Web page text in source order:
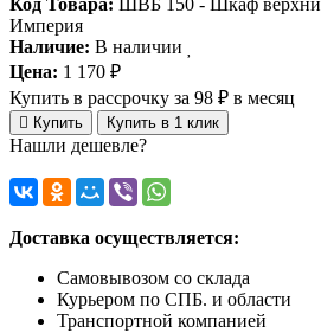
Империя
Наличие: В наличии
Цена: 1 170 ₽
Купить в рассрочку за 98 ₽ в месяц
Купить Купить в 1 клик
Нашли дешевле?
Доставка осуществляется:
Самовывозом со склада
Курьером по СПБ. и области
Транспортной компанией